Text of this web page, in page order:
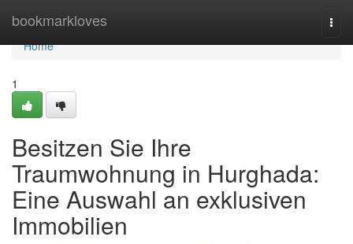
bookmarkloves
Home
Home
1
Besitzen Sie Ihre
Traumwohnung in Hurghada:
Eine Auswahl an exklusiven
Immobilien